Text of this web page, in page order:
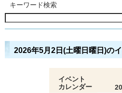
キーワード検索
2026年5月2日(土曜日曜日)の
イベント
カレンダー